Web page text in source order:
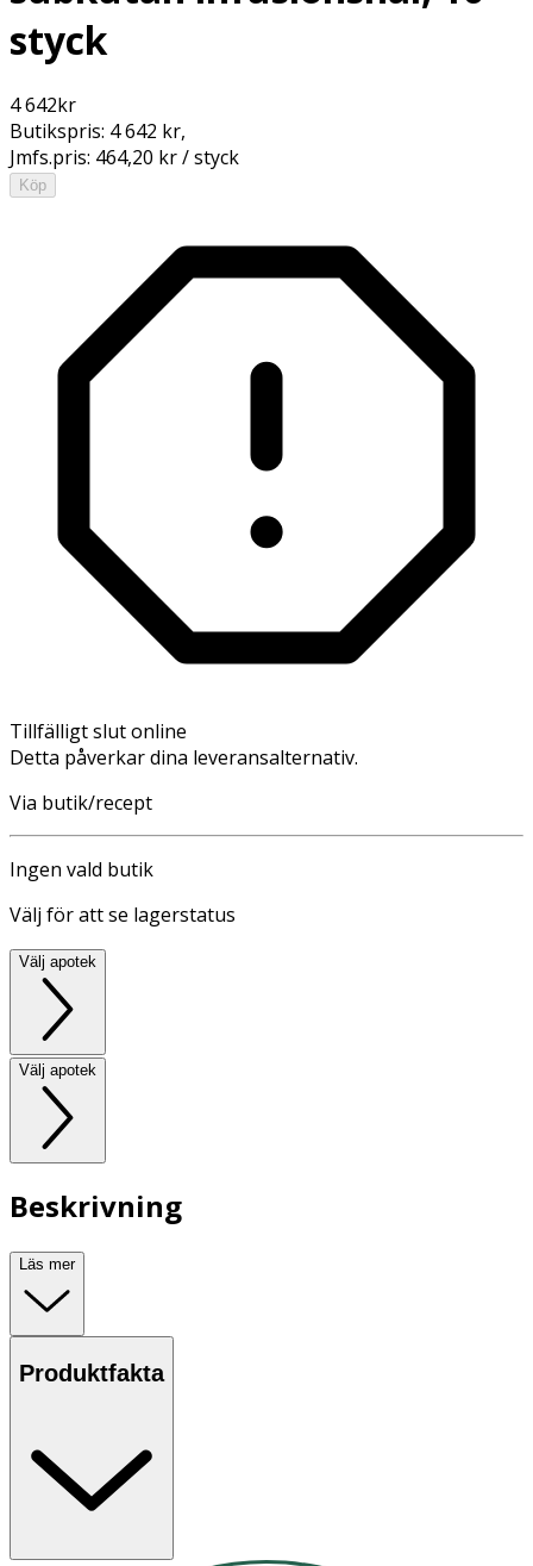
styck
4 642kr
Butikspris: 4 642 kr,
Jmfs.pris: 464,20 kr / styck
Köp
Tillfälligt slut online
Detta påverkar dina leveransalternativ.
Via butik/recept
Ingen vald butik
Välj för att se lagerstatus
Välj apotek
Välj apotek
Beskrivning
Läs mer
Produktfakta